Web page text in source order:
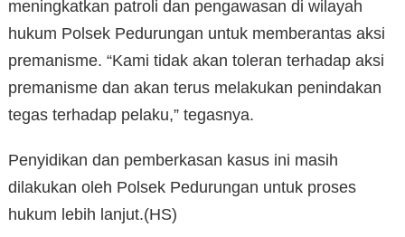
meningkatkan patroli dan pengawasan di wilayah
hukum Polsek Pedurungan untuk memberantas aksi
premanisme. “Kami tidak akan toleran terhadap aksi
premanisme dan akan terus melakukan penindakan
tegas terhadap pelaku,” tegasnya.
Penyidikan dan pemberkasan kasus ini masih
dilakukan oleh Polsek Pedurungan untuk proses
hukum lebih lanjut.(HS)